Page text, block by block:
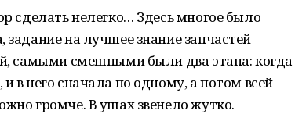
сделать нелегко… Здесь многое было
на лучшее знание запчастей
самыми смешными были два этапа: когда
него сначала по одному, а потом всей
громче. В ушах звенело жутко.